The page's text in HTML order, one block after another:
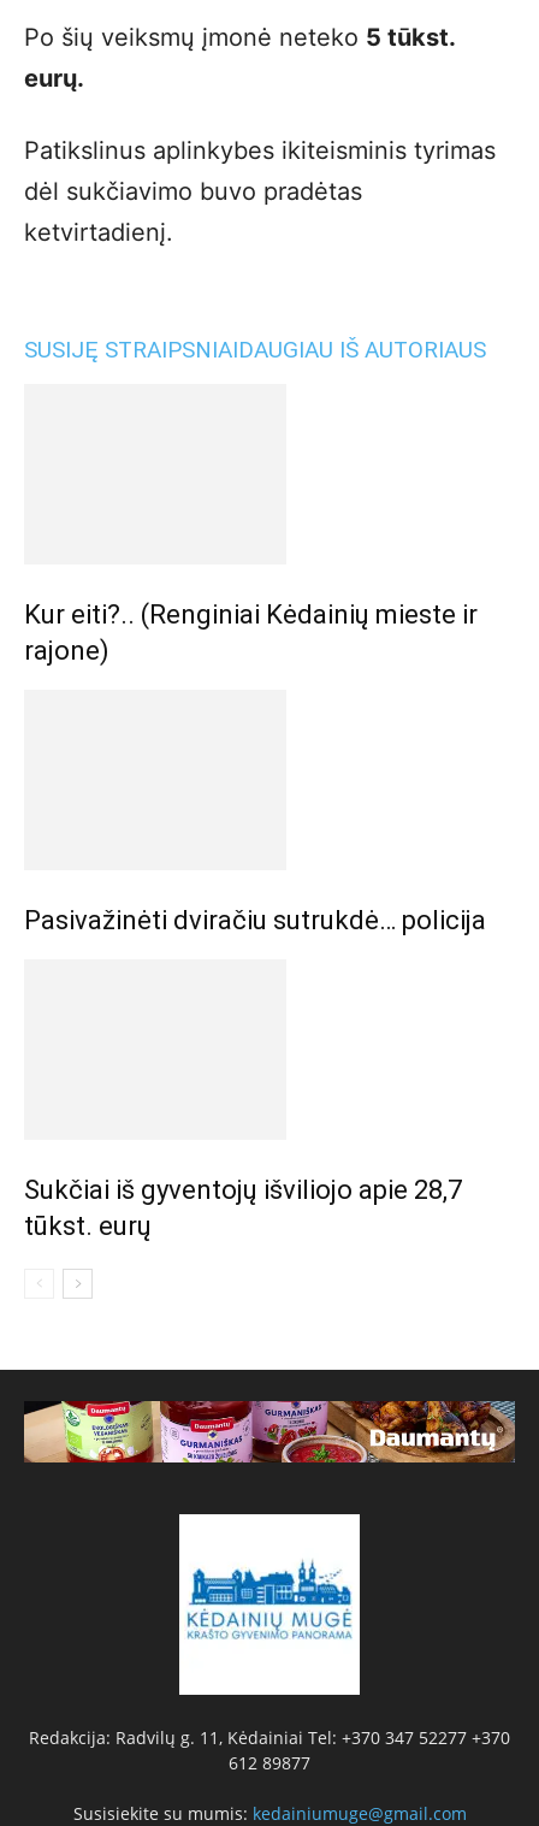
Po šių veiksmų įmonė neteko 5 tūkst.
eurų.
Patikslinus aplinkybes ikiteisminis tyrimas
dėl sukčiavimo buvo pradėtas
ketvirtadienį.
SUSIJĘ STRAIPSNIAIDAUGIAU IŠ AUTORIAUS
Kur eiti?.. (Renginiai Kėdainių mieste ir
rajone)
Pasivažinėti dviračiu sutrukdė… policija
Sukčiai iš gyventojų išviliojo apie 28,7
tūkst. eurų
Redakcija: Radvilų g. 11, Kėdainiai Tel: +370 347 52277 +370
612 89877
Susisiekite su mumis: kedainiumuge@gmail.com